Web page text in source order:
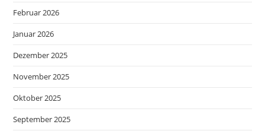
Februar 2026
Januar 2026
Dezember 2025
November 2025
Oktober 2025
September 2025